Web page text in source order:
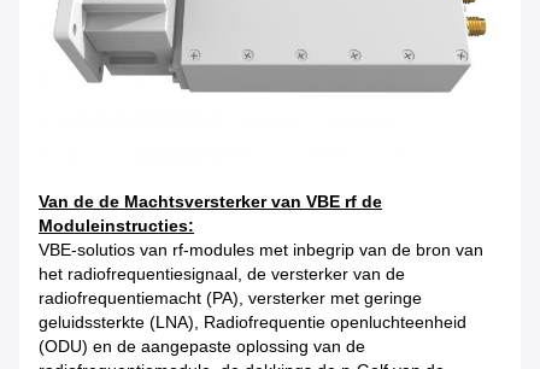
Van de de Machtsversterker van VBE rf de
Moduleinstructies:
VBE-solutios van rf-modules met inbegrip van de bron van
het radiofrequentiesignaal, de versterker van de
radiofrequentiemacht (PA), versterker met geringe
geluidssterkte (LNA), Radiofrequentie openluchteenheid
(ODU) en de aangepaste oplossing van de